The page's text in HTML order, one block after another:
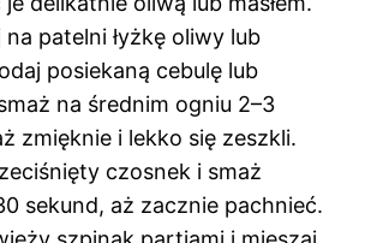
na patelni łyżkę oliwy lub
posiekaną cebulę lub
na średnim ogniu 2–3
zmięknie i lekko się zeszkli.
czosnek i smaż
sekund, aż zacznie pachnieć.